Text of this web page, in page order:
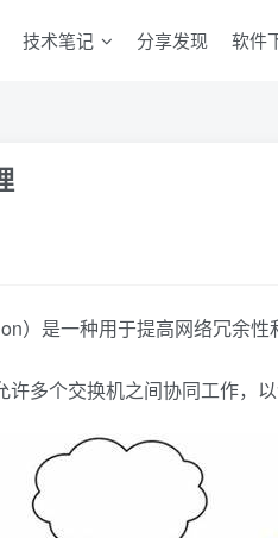
技术笔记 分享发现 软件
）是一种用于提高网络冗余性
多个交换机之间协同工作，